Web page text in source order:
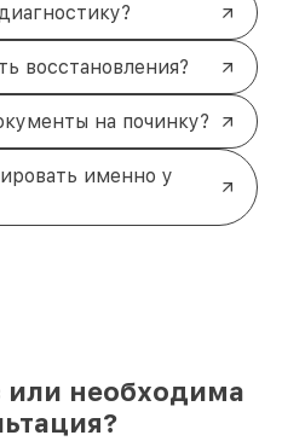
восстановления?
на починку?
именно у
или необходима